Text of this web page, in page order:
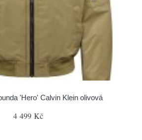
'Hero' Calvin Klein olivová
4 499 Kč